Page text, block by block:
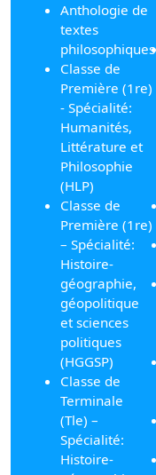
Anthologie de
textes
philosophiques
Classe de
Première (1re)
- Spécialité:
Humanités,
Littérature et
Philosophie
(HLP)
Classe de
Première (1re)
– Spécialité:
Histoire-
géographie,
géopolitique
et sciences
politiques
(HGGSP)
Classe de
Terminale
(Tle) –
Spécialité:
Histoire-